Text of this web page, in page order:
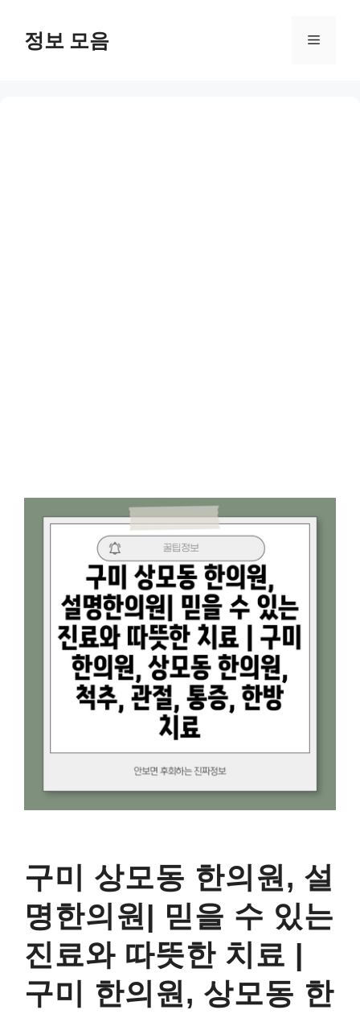
content정보 모음 Menu
구미 상모동 한의원, 설
명한의원| 믿을 수 있는
진료와 따뜻한 치료 |
구미 한의원, 상모동 한